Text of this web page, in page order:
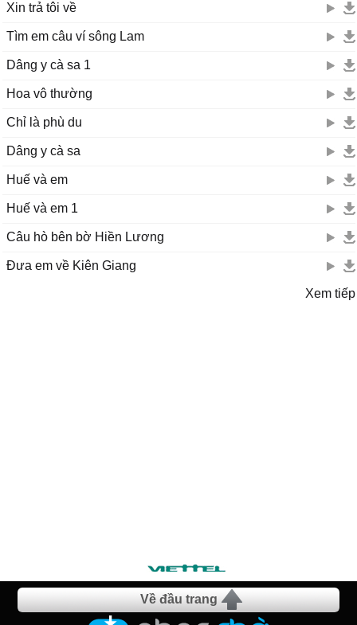
Xin trả tôi về
Tìm em câu ví sông Lam
Dâng y cà sa 1
Hoa vô thường
Chỉ là phù du
Dâng y cà sa
Huế và em
Huế và em 1
Câu hò bên bờ Hiền Lương
Đưa em về Kiên Giang
Xem tiếp
Về đầu trang